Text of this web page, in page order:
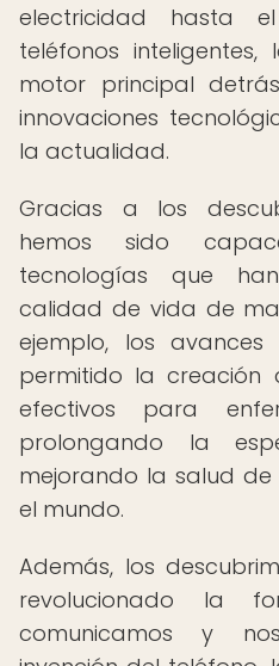
electricidad hasta
teléfonos
motor principal
innovaciones
la actualidad.
Gracias a los
hemos sido
tecnologías que
calidad de vida de
ejemplo, los
permitido la creación
efectivos para
prolongando la
mejorando la salud
el mundo.
Además, los
revolucionado la
comunicamos y